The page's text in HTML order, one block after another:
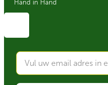
Hand in Hand